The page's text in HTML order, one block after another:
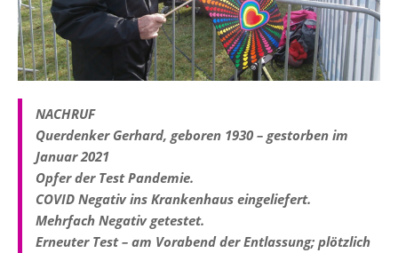
NACHRUF
Querdenker Gerhard, geboren 1930 – gestorben im
Januar 2021
Opfer der Test Pandemie.
COVID Negativ ins Krankenhaus eingeliefert.
Mehrfach Negativ getestet.
Erneuter Test – am Vorabend der Entlassung; plötzlich